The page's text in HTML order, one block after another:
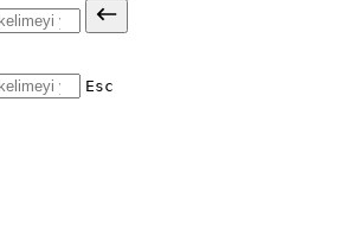
Esc